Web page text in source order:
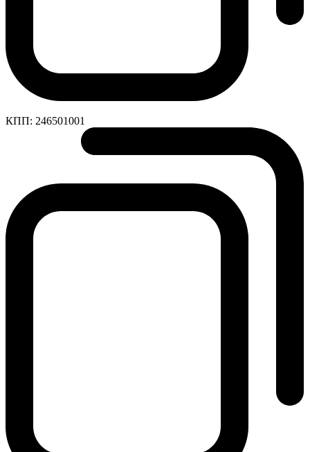
КПП: 246501001